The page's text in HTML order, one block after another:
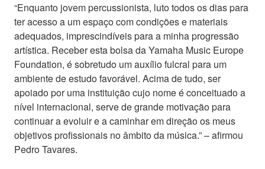
“Enquanto jovem percussionista, luto todos os dias para
ter acesso a um espaço com condições e materiais
adequados, imprescindíveis para a minha progressão
artística. Receber esta bolsa da Yamaha Music Europe
Foundation, é sobretudo um auxílio fulcral para um
ambiente de estudo favorável. Acima de tudo, ser
apoiado por uma instituição cujo nome é conceituado a
nível internacional, serve de grande motivação para
continuar a evoluir e a caminhar em direção os meus
objetivos profissionais no âmbito da música.” – afirmou
Pedro Tavares.